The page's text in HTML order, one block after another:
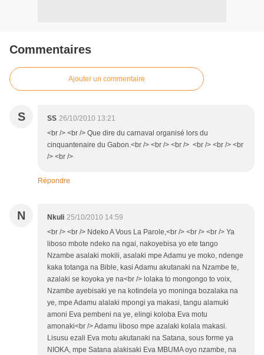
Commentaires
Ajouter un commentaire
S SS 26/10/2010 13:21
<br /> <br /> Que dire du carnaval organisé lors du
cinquantenaire du Gabon.<br /> <br /> <br /> <br /> <br /> <br
/> <br />
Répondre
N Nkuli 25/10/2010 14:59
<br /> <br /> Ndeko A Vous La Parole,<br /> <br /> <br /> Ya
liboso mbote ndeko na ngai, nakoyebisa yo ete tango
Nzambe asalaki mokili, asalaki mpe Adamu ye moko, ndenge
kaka totanga na Bible, kasi Adamu akutanaki na Nzambe te,
azalaki se koyoka ye na<br /> lolaka to mongongo to voix,
Nzambe ayebisaki ye na kotindela yo moninga bozalaka na
ye, mpe Adamu alalaki mpongi ya makasi, tangu alamuki
amoni Eva pembeni na ye, elingi koloba Eva motu
amonaki<br /> Adamu liboso mpe azalaki kolala makasi.
Lisusu ezali Eva motu akutanaki na Satana, sous forme ya
NIOKA, mpe Satana alakisaki Eva MBUMA oyo nzambe, na